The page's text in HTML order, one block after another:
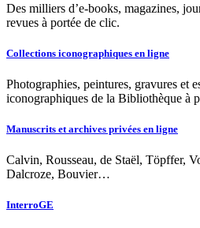
Des milliers d’e-books, magazines,
revues à portée de clic.
Collections iconographiques en ligne
Photographies, peintures, gravures et
iconographiques de la Bibliothèque à
Manuscrits et archives privées en ligne
Calvin, Rousseau, de Staël, Töpffer,
Dalcroze, Bouvier…
InterroGE